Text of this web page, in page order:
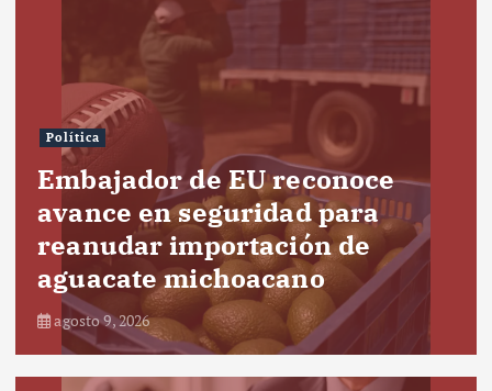
Política
Embajador de EU reconoce
avance en seguridad para
reanudar importación de
aguacate michoacano
agosto 9, 2026